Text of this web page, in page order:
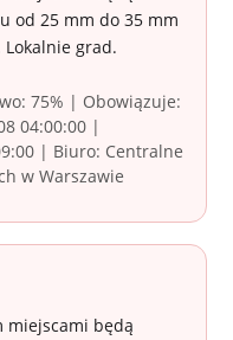
od 25 mm do 35 mm
grad.
75% | Obowiązuje:
04:00:00 |
| Biuro: Centralne
w Warszawie
miejscami będą